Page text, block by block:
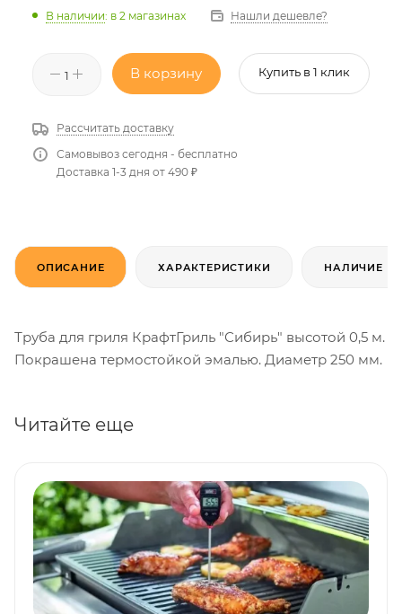
В наличии: в 2 магазинах Нашли дешевле?
В корзину Купить в 1 клик
Рассчитать доставку
Самовывоз сегодня - бесплатно
Доставка 1-3 дня от 490 ₽
ОПИСАНИЕ ХАРАКТЕРИСТИКИ НАЛИЧИЕ
Труба для гриля КрафтГриль "Сибирь" высотой 0,5 м.
Покрашена термостойкой эмалью. Диаметр 250 мм.
Читайте еще